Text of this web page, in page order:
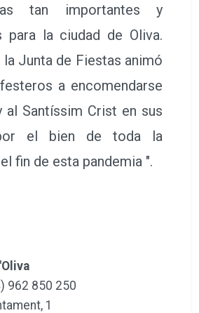
tan importantes y
para la ciudad de Oliva.
la Junta de Fiestas animó
a encomendarse
al Santíssim Crist en sus
el bien de toda la
fin de esta pandemia ".
962 850 250
1